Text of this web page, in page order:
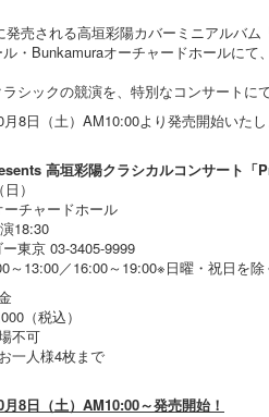
発売される高垣彩陽カバーミニアルバ
・Bunkamuraオーチャードホールに
シックの競演を、特別なコンサートに
8日（土）AM10:00より発売開始いたし
高垣彩陽クラシカルコンサート「
）
ーチャードホール
18:30
ー東京 03-3405-9999
～13:00／16:00～19:00※日曜・祝日を除
（税込）
不可
一人様4枚まで
8日（土）AM10:00～発売開始！